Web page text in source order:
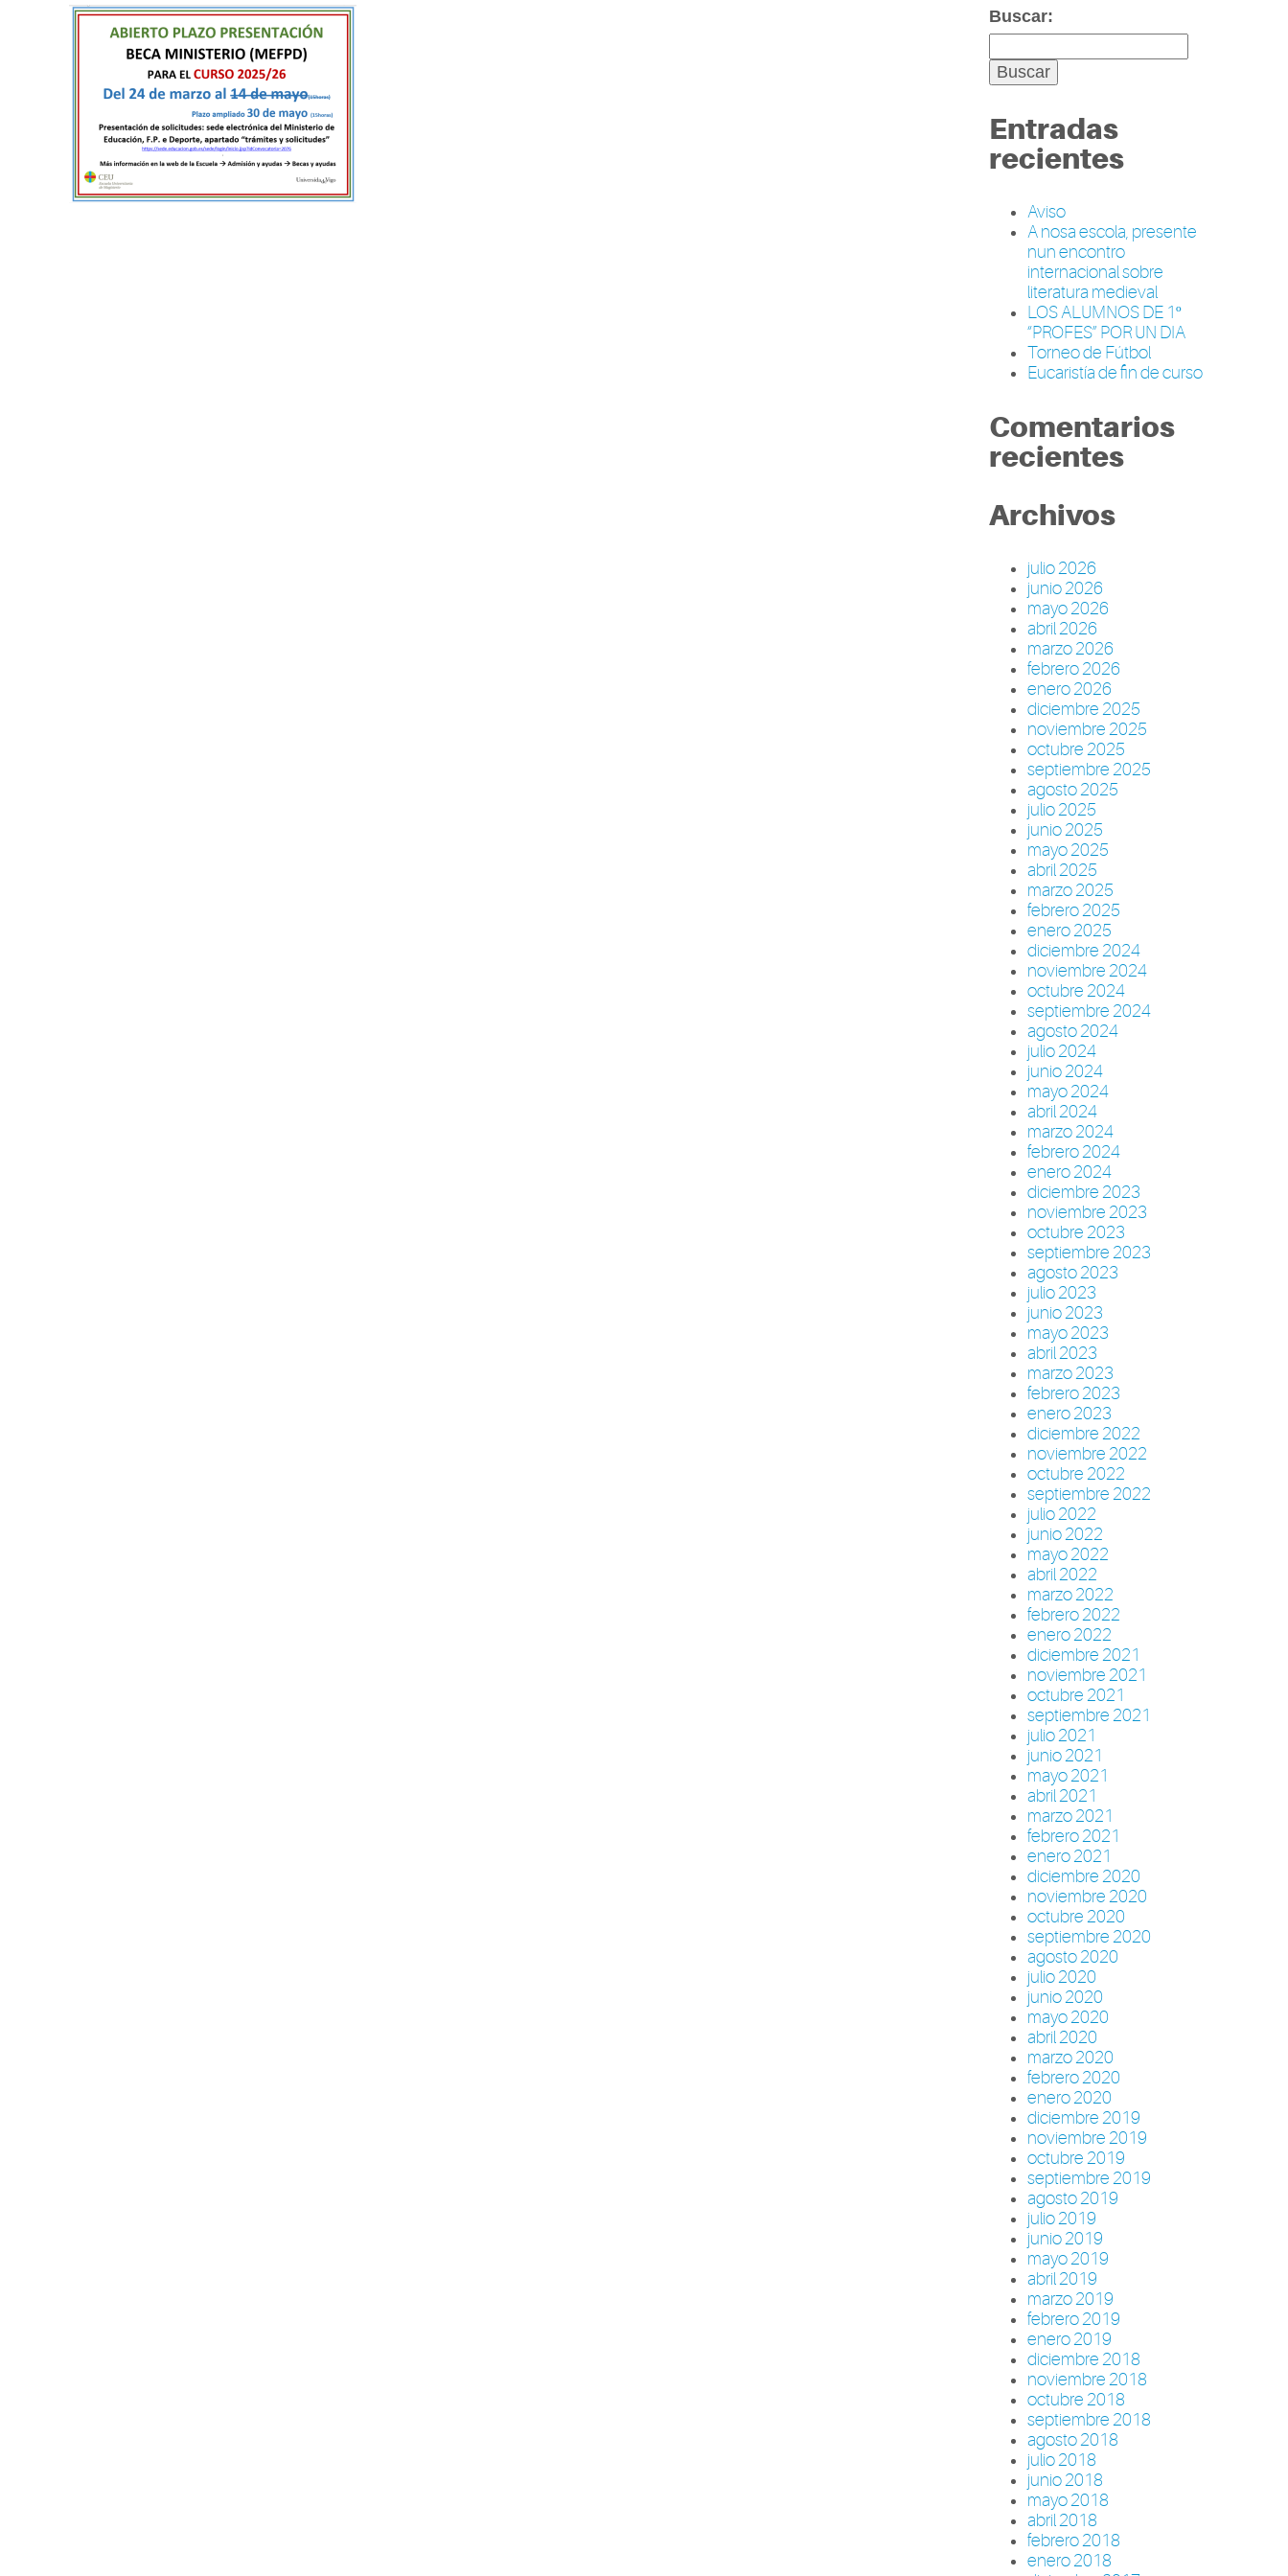
Buscar:
Entradas
recientes
Aviso
A nosa escola, presente
nun encontro
internacional sobre
literatura medieval
LOS ALUMNOS DE 1º
“PROFES” POR UN DIA
Torneo de Fútbol
Eucaristía de fin de curso
Comentarios
recientes
Archivos
julio 2026
junio 2026
mayo 2026
abril 2026
marzo 2026
febrero 2026
enero 2026
diciembre 2025
noviembre 2025
octubre 2025
septiembre 2025
agosto 2025
julio 2025
junio 2025
mayo 2025
abril 2025
marzo 2025
febrero 2025
enero 2025
diciembre 2024
noviembre 2024
octubre 2024
septiembre 2024
agosto 2024
julio 2024
junio 2024
mayo 2024
abril 2024
marzo 2024
febrero 2024
enero 2024
diciembre 2023
noviembre 2023
octubre 2023
septiembre 2023
agosto 2023
julio 2023
junio 2023
mayo 2023
abril 2023
marzo 2023
febrero 2023
enero 2023
diciembre 2022
noviembre 2022
octubre 2022
septiembre 2022
julio 2022
junio 2022
mayo 2022
abril 2022
marzo 2022
febrero 2022
enero 2022
diciembre 2021
noviembre 2021
octubre 2021
septiembre 2021
julio 2021
junio 2021
mayo 2021
abril 2021
marzo 2021
febrero 2021
enero 2021
diciembre 2020
noviembre 2020
octubre 2020
septiembre 2020
agosto 2020
julio 2020
junio 2020
mayo 2020
abril 2020
marzo 2020
febrero 2020
enero 2020
diciembre 2019
noviembre 2019
octubre 2019
septiembre 2019
agosto 2019
julio 2019
junio 2019
mayo 2019
abril 2019
marzo 2019
febrero 2019
enero 2019
diciembre 2018
noviembre 2018
octubre 2018
septiembre 2018
agosto 2018
julio 2018
junio 2018
mayo 2018
abril 2018
febrero 2018
enero 2018